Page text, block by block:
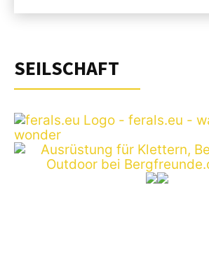
SEILSCHAFT